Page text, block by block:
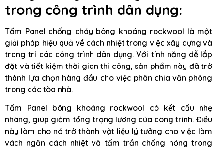
trong công trình dân dụng:
Tấm Panel chống cháy bông khoáng rockwool là một
giải pháp hiệu quả về cách nhiệt trong việc xây dựng và
trang trí các công trình dân dụng. Với tính năng dễ lắp
đặt và tiết kiệm thời gian thi công, sản phẩm này đã trở
thành lựa chọn hàng đầu cho việc phân chia văn phòng
trong các tòa nhà.
Tấm Panel bông khoáng rockwool có kết cấu nhẹ
nhàng, giúp giảm tổng trọng lượng của công trình. Điều
này làm cho nó trở thành vật liệu lý tưởng cho việc làm
vách ngăn cách nhiệt và tấm trần chống nóng trong